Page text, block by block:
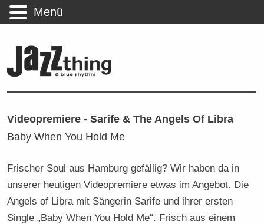
Videopremiere - Sarife & The Angels Of Libra
Baby When You Hold Me
Frischer Soul aus Hamburg gefällig? Wir haben da in
unserer heutigen Videopremiere etwas im Angebot. Die
Angels of Libra mit Sängerin Sarife und ihrer ersten
Single „Baby When You Hold Me“. Frisch aus einem
Menü